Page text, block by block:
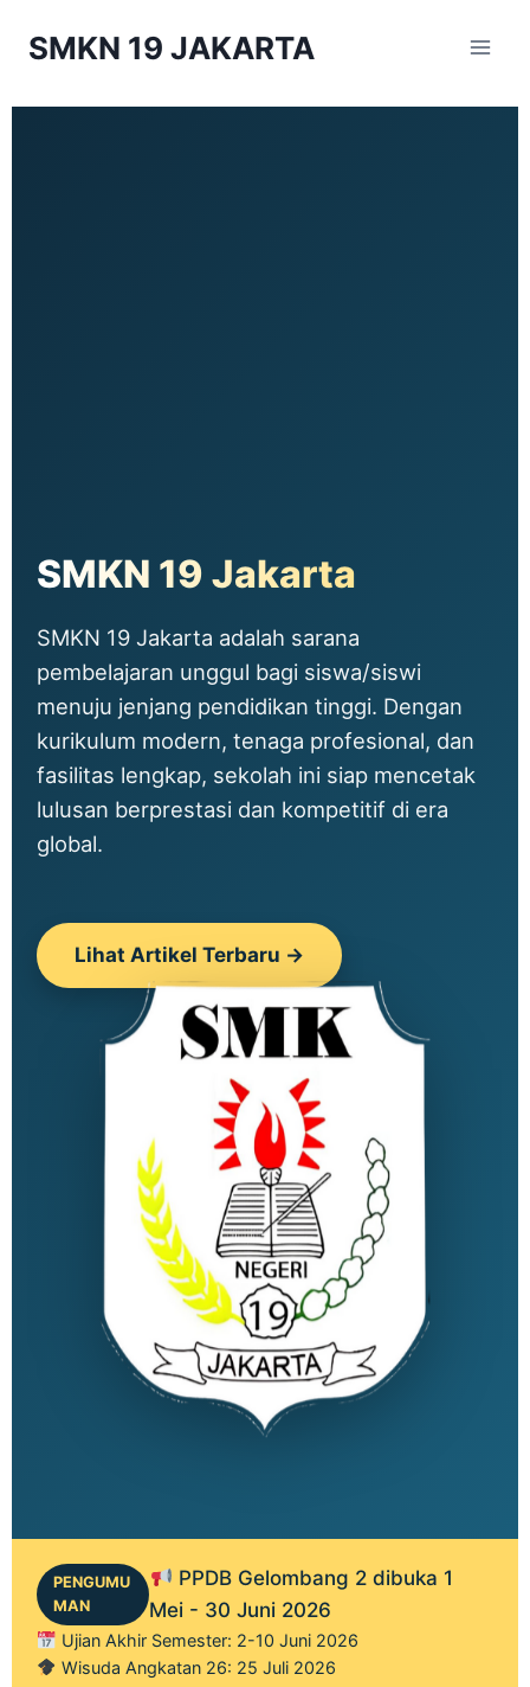
SMKN 19 JAKARTA
SMKN 19 Jakarta
SMKN 19 Jakarta adalah sarana
pembelajaran unggul bagi siswa/siswi
menuju jenjang pendidikan tinggi. Dengan
kurikulum modern, tenaga profesional, dan
fasilitas lengkap, sekolah ini siap mencetak
lulusan berprestasi dan kompetitif di era
global.
Lihat Artikel Terbaru →
PENGUMU
MAN
PPDB Gelombang 2 dibuka 1
Mei - 30 Juni 2026
Ujian Akhir Semester: 2-10 Juni 2026
Wisuda Angkatan 26: 25 Juli 2026